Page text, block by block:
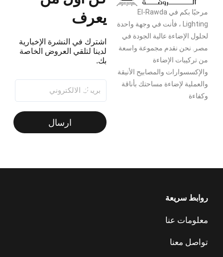
مرحبًا بكم في El-Rawda
Lighting ، فأنت في وجهة واحدة
لحلول الإضاءة عالية الجودة في
مصر. نحن نقدم مجموعة واسعة
من تركيبات الإضاءة
والإكسسوارات والمصابيح الأنيقة
والعملية لإضاءة مساحتك بأناقة
وكفاءة
يعرف
اشترك في النشرة الإخبارية
لدينا لتلقي العروض الخاصة
بك.
ارسال
روابط سريعة
معلومات عنا
تواصل معنا